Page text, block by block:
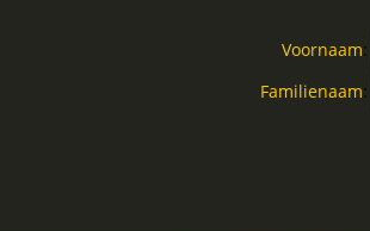
Voornaam:
Familienaam: